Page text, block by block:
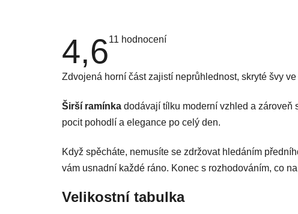
4,6Průměrné
4,6
hvězdiček.
11 hodnocení
Zdvojená horní část zajistí neprůhlednost, skryté švy
Širší ramínka dodávají tílku moderní vzhled a zároveň
pocit pohodlí a elegance po celý den.
Když spěcháte, nemusíte se zdržovat hledáním
vám usnadní každé ráno. Konec s rozhodováním, co
Velikostní tabulka